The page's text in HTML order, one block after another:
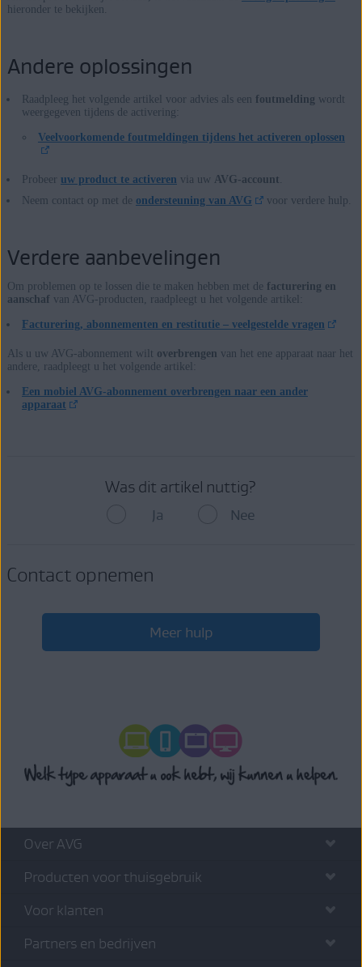
hieronder te bekijken.
Andere oplossingen
Raadpleeg het volgende artikel voor advies als een foutmelding wordt
weergegeven tijdens de activering:
Veelvoorkomende foutmeldingen tijdens het activeren oplossen
Probeer uw product te activeren via uw AVG-account.
Neem contact op met de ondersteuning van AVG voor verdere hulp.
Verdere aanbevelingen
Om problemen op te lossen die te maken hebben met de facturering en
aanschaf van AVG-producten, raadpleegt u het volgende artikel:
Facturering, abonnementen en restitutie – veelgestelde vragen
Als u uw AVG-abonnement wilt overbrengen van het ene apparaat naar het
andere, raadpleegt u het volgende artikel:
Een mobiel AVG-abonnement overbrengen naar een ander
apparaat
Was dit artikel nuttig?
Ja Nee
Contact opnemen
Meer hulp
Over AVG
Producten voor thuisgebruik
Voor klanten
Partners en bedrijven